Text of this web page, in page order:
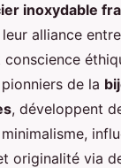
inoxydable
alliance
de la
, développent
originalité via